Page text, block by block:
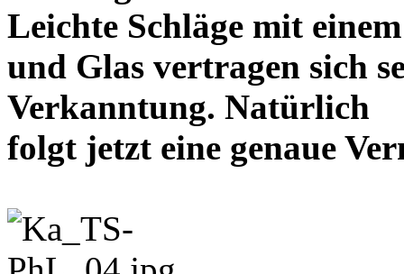
Leichte Schläge mit
und Glas vertragen sich
Verkanntung. Natürlich
folgt jetzt eine genaue